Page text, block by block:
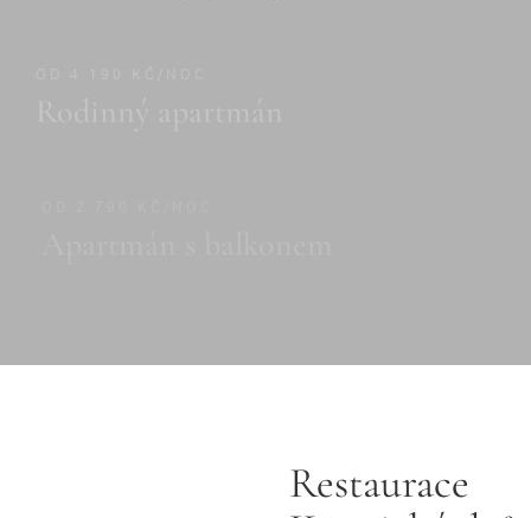
Restaurace